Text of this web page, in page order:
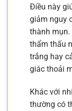
Điều này
giảm nguy
thành mụn.
thẩm thấu
trắng hay
giác thoải
Khác với
thường có